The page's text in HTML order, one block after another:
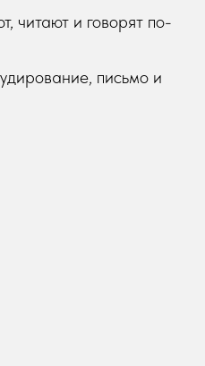
читают и говорят по-
письмо и